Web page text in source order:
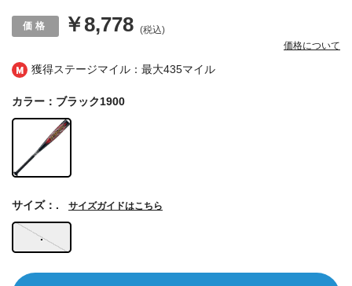
獲得ステージマイル：最大435マイル
￥8,778 (税込)
価格について
カラー：ブラック1900
.
サイズ：. サイズガイドはこちら